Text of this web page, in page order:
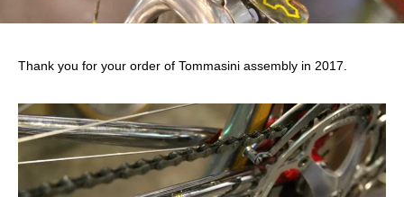
Thank you for your order of Tommasini assembly in 2017.